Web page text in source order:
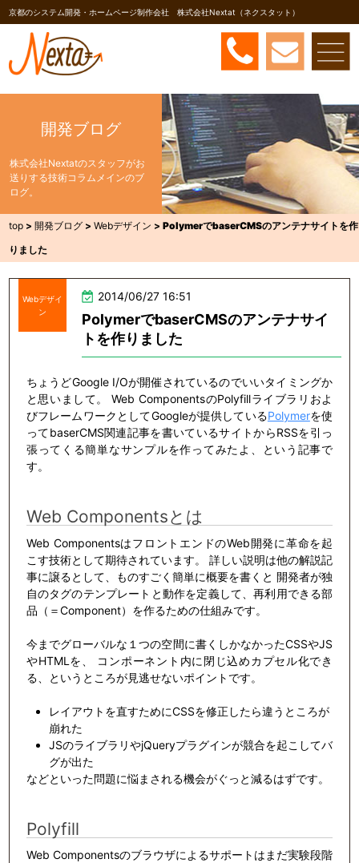
京都のシステム開発・ホームページ制作会社 株式会社Nextat（ネクスタット）
開発ブログ
株式会社Nextatのスタッフがお
送りする技術コラムメインのブ
ログ。
top >開発ブログ >Webデザイン >PolymerでbaserCMSのアンテナサイトを作
りました
Webデザイ
ン
2014/06/27 16:51
PolymerでbaserCMSのアンテナサイ
トを作りました
ちょうどGoogle I/Oが開催されているのでいいタイミングか
と思いまして。 Web ComponentsのPolyfillライブラリおよ
びフレームワークとしてGoogleが提供しているPolymerを使
ってbaserCMS関連記事を書いているサイトからRSSを引っ
張ってくる簡単なサンプルを作ってみたよ、という記事で
す。
Web Componentsとは
Web ComponentsはフロントエンドのWeb開発に革命を起
こす技術として期待されています。 詳しい説明は他の解説記
事に譲るとして、ものすごく簡単に概要を書くと 開発者が独
自のタグのテンプレートと動作を定義して、再利用できる部
品（＝Component）を作るための仕組みです。
今までグローバルな１つの空間に書くしかなかったCSSやJS
やHTMLを、 コンポーネント内に閉じ込めカプセル化でき
る、というところが見逃せないポイントです。
レイアウトを直すためにCSSを修正したら違うところが
崩れた
JSのライブラリやjQueryプラグインが競合を起こしてバ
グが出た
などといった問題に悩まされる機会がぐっと減るはずです。
Polyfill
Web Componentsのブラウザによるサポートはまだ実験段階